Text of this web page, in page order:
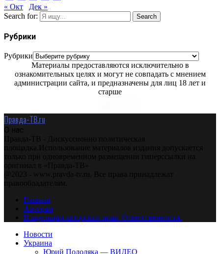
« Окт
Дек »
Search for:
Search
Рубрики
Рубрики
Материалы предоставляются исключительно в
ознакомительных целях и могут не совпадать с мнением
администрации сайта, и предназначены для лиц 18 лет и
старше
Правда-ТВ.ru
О нас
Правда-ТВ - Дискуссионно политическая
площадка.Использование материалов издания допускается
только при одновременном размещении гиперссылки на
оригинал в «Правда-ТВ»
@2023 - www.pravda-tv.ru. Все права принадлежат
правообладателям.
Главная
Авторам
Владельцам авторских прав. Ответственности.
Новости
Украина
Юрий Подоляка — ВИДЕО